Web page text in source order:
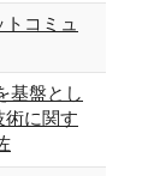
コミュ
基盤とし
に関す